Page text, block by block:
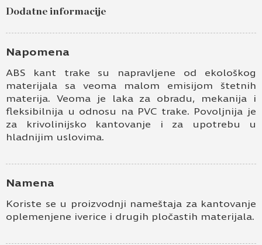
Dodatne informacije
Napomena
ABS kant trake su napravljene od ekološkog
materijala sa veoma malom emisijom štetnih
materija. Veoma je laka za obradu, mekanija i
fleksibilnija u odnosu na PVC trake. Povoljnija je
za krivolinijsko kantovanje i za upotrebu u
hladnijim uslovima.
Namena
Koriste se u proizvodnji nameštaja za kantovanje
oplemenjene iverice i drugih pločastih materijala.